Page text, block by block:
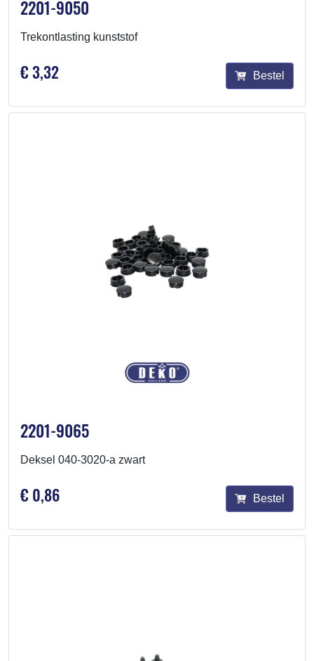
2201-9050
Trekontlasting kunststof
€ 3,32 Bestel
2201-9065
Deksel 040-3020-a zwart
€ 0,86 Bestel